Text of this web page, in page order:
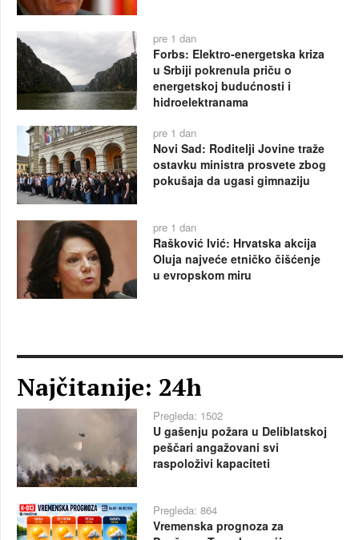
pre 1 dan
Forbs: Elektro-energetska kriza
u Srbiji pokrenula priču o
energetskoj budućnosti i
hidroelektranama
pre 1 dan
Novi Sad: Roditelji Jovine traže
ostavku ministra prosvete zbog
pokušaja da ugasi gimnaziju
pre 1 dan
Rašković Ivić: Hrvatska akcija
Oluja najveće etničko čišćenje
u evropskom miru
Najčitanije: 24h
Pregleda: 1502
U gašenju požara u Deliblatskoj
peščari angažovani svi
raspoloživi kapaciteti
Pregleda: 864
Vremenska prognoza za